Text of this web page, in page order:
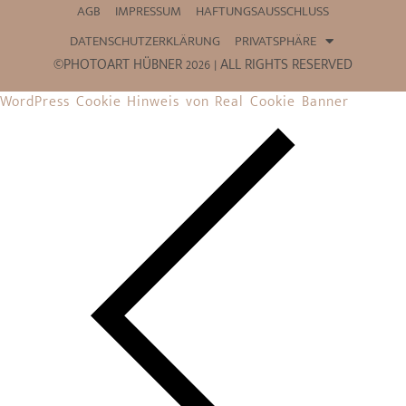
AGB IMPRESSUM
HAFTUNGSAUSSCHLUSS
DATENSCHUTZERKLÄRUNG
PRIVATSPHÄRE
©PHOTOART HÜBNER 2026 | ALL RIGHTS RESERVED
WordPress Cookie Hinweis von Real Cookie Banner